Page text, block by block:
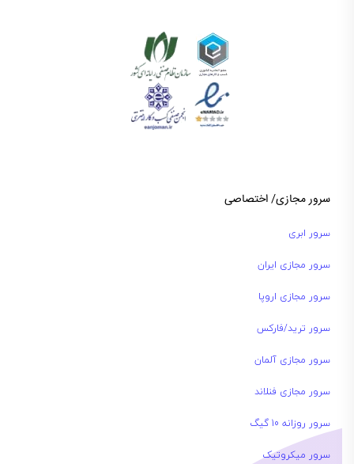
سرور مجازی/ اختصاصی
سرور ابری
سرور مجازی ایران
سرور مجازی اروپا
سرور ترید/فارکس
سرور مجازی آلمان
سرور مجازی فنلاند
سرور روزانه 10 گیگ
سرور میکروتیک